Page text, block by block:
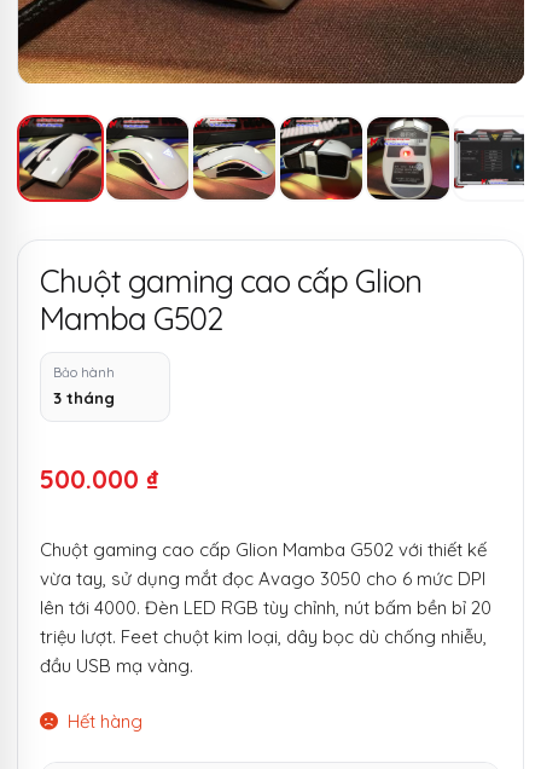
Chuột gaming cao cấp Glion
Mamba G502
Bảo hành
3 tháng
500.000 ₫
Chuột gaming cao cấp Glion Mamba G502 với thiết kế
vừa tay, sử dụng mắt đọc Avago 3050 cho 6 mức DPI
lên tới 4000. Đèn LED RGB tùy chỉnh, nút bấm bền bỉ 20
triệu lượt. Feet chuột kim loại, dây bọc dù chống nhiễu,
đầu USB mạ vàng.
Hết hàng